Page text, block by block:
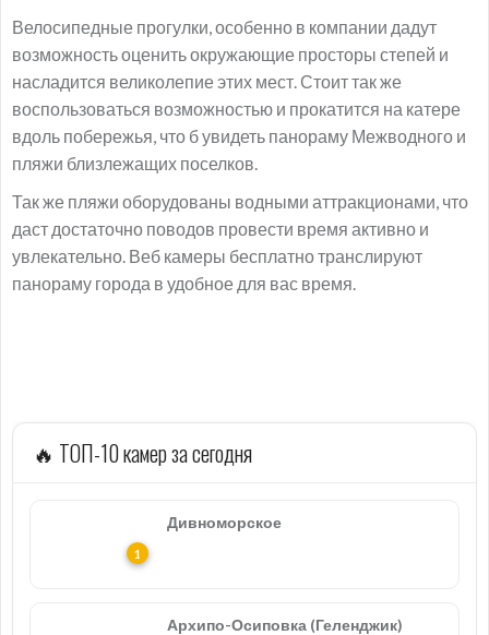
Велосипедные прогулки, особенно в компании дадут
возможность оценить окружающие просторы степей и
насладится великолепие этих мест. Стоит так же
воспользоваться возможностью и прокатится на катере
вдоль побережья, что б увидеть панораму Межводного и
пляжи близлежащих поселков.
Так же пляжи оборудованы водными аттракционами, что
даст достаточно поводов провести время активно и
увлекательно. Веб камеры бесплатно транслируют
панораму города в удобное для вас время.
🔥 ТОП-10 камер за сегодня
Дивноморское
Архипо-Осиповка (Геленджик)